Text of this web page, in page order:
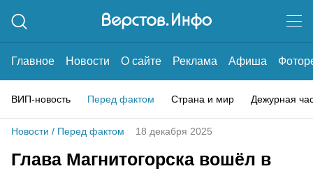
Главное Новости О сайте Реклама Афиша
ВИП-новость Перед фактом Страна и мир Дежурная
Новости / Перед фактом 18 декабря 2025
Глава Магнитогорска вошёл в